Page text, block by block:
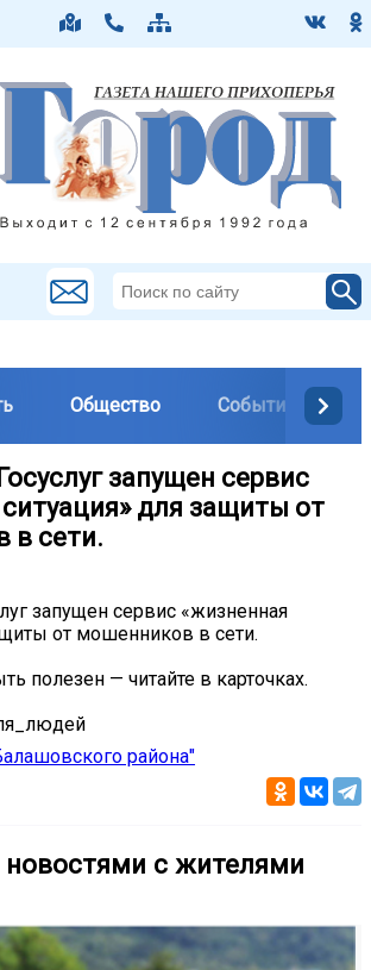
Общество События
запущен сервис
для защиты от
в сети.
запущен сервис «жизненная
от мошенников в сети.
полезен — читайте в карточках.
района"
новостями с жителями